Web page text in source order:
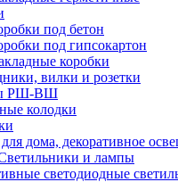
под бетон
под гипсокартон
коробки
вилки и розетки
РШ-ВШ
колодки
дома, декоративное
и лампы
светодиодные